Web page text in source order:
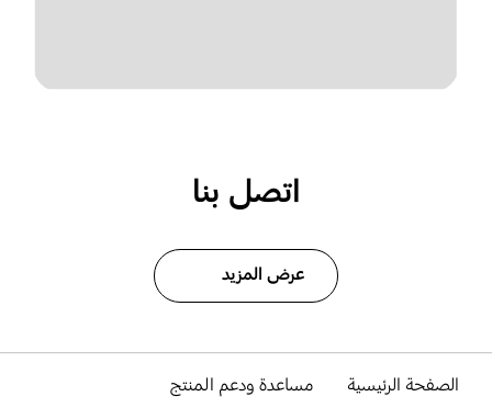
اتصل بنا
عرض المزيد
الصفحة الرئيسية
مساعدة ودعم المنتج